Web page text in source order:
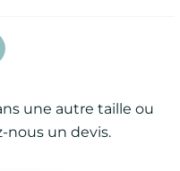
une autre taille ou
nous un devis.